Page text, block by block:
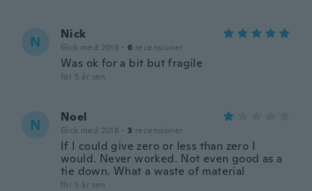
N Nick
Gick med 2018 · 6 recensioner
Was ok for a bit but fragile
för 5 år sen
N Noel
Gick med 2018 · 3 recensioner
If I could give zero or less than zero I
would. Never worked. Not even good as a
tie down. What a waste of material
för 5 år sen